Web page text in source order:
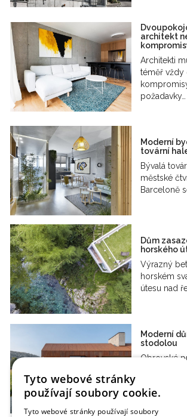
architekt
Architekti
téměř vždy
požadavky…
Moderní
tovární
Bývalá
městské
Barceloně
Dům
horského
Výrazný
horském
útesu nad
Moderní
stodolou
Obrovské
vrcholky
dům…
Tyto webové stránky
používají soubory cookie.
Tyto webové stránky používají soubory